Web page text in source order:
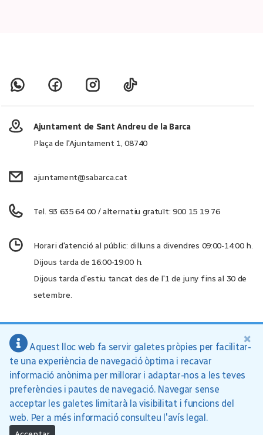
Ajuntament de Sant Andreu de la Barca
Plaça de l'Ajuntament 1, 08740
ajuntament@sabarca.cat
Tel. 93 635 64 00 / alternatiu gratuït: 900 15 19 76
Horari d'atenció al públic: dilluns a divendres 09:00-14:00 h.
Dijous tarda de 16:00-19:00 h.
Dijous tarda d'estiu tancat des de l'1 de juny fins al 30 de
setembre.
Ajuntament de Sant Andreu de la Barca, 2026
Política de privacitat
Aquest lloc web fa servir galetes pròpies per facilitar-
te una experiència de navegació òptima i recavar
informació anònima per millorar i adaptar-nos a les teves
preferències i pautes de navegació. Navegar sense
acceptar les galetes limitarà la visibilitat i funcions del
web. Per a més informació consulteu l'avís legal.
×